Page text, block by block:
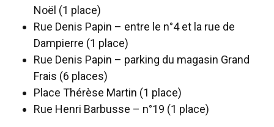
Noël (1 place)
Rue Denis Papin – entre le n°4 et la rue de
Dampierre (1 place)
Rue Denis Papin – parking du magasin Grand
Frais (6 places)
Place Thérèse Martin (1 place)
Rue Henri Barbusse – n°19 (1 place)